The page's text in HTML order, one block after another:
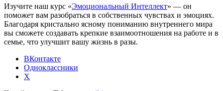
Изучите наш курс «Эмоциональный Интеллект» — он
поможет вам разобраться в собственных чувствах и эмоциях.
Благодаря кристально ясному пониманию внутреннего мира
вы сможете создавать крепкие взаимоотношения на работе и в
семье, что улучшит вашу жизнь в разы.
ВКонтакте
Одноклассники
X